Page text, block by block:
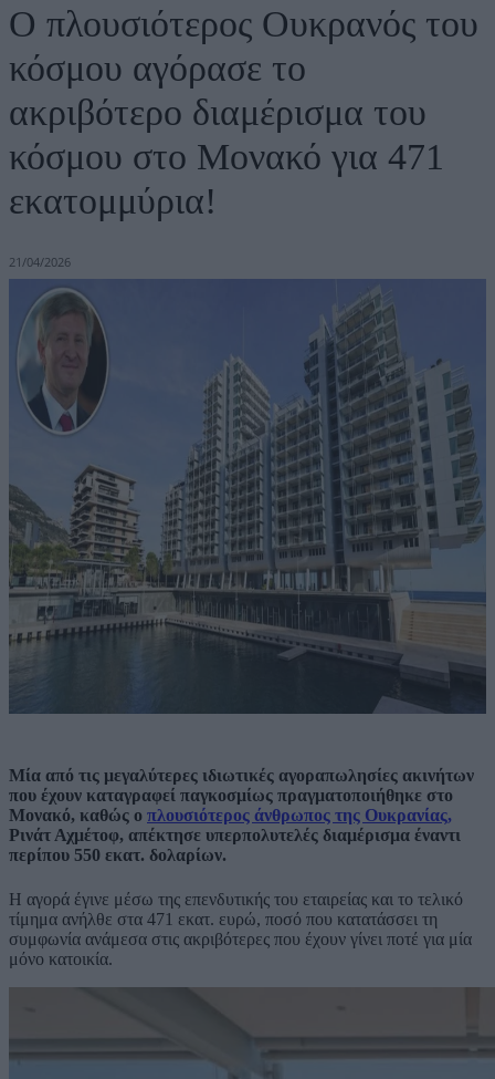
Ο πλουσιότερος Ουκρανός του
κόσμου αγόρασε το
ακριβότερο διαμέρισμα του
κόσμου στο Μονακό για 471
εκατομμύρια!
21/04/2026
Μία από τις μεγαλύτερες ιδιωτικές αγοραπωλησίες ακινήτων
που έχουν καταγραφεί παγκοσμίως πραγματοποιήθηκε στο
Μονακό, καθώς ο πλουσιότερος άνθρωπος της Ουκρανίας,
Ρινάτ Αχμέτοφ, απέκτησε υπερπολυτελές διαμέρισμα έναντι
περίπου 550 εκατ. δολαρίων.
Η αγορά έγινε μέσω της επενδυτικής του εταιρείας και το τελικό
τίμημα ανήλθε στα 471 εκατ. ευρώ, ποσό που κατατάσσει τη
συμφωνία ανάμεσα στις ακριβότερες που έχουν γίνει ποτέ για μία
μόνο κατοικία.